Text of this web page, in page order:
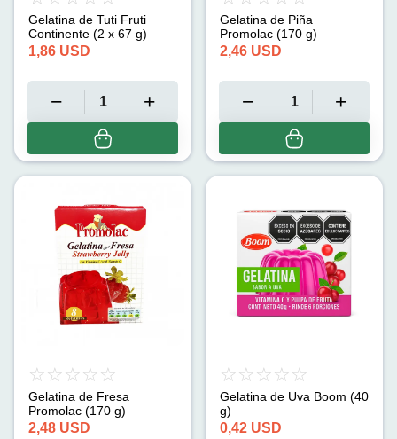
Gelatina de Tuti Fruti
Continente (2 x 67 g)
1,86 USD
Gelatina de Piña
Promolac (170 g)
2,46 USD
Gelatina de Fresa
Promolac (170 g)
2,48 USD
Gelatina de Uva Boom (40
g)
0,42 USD